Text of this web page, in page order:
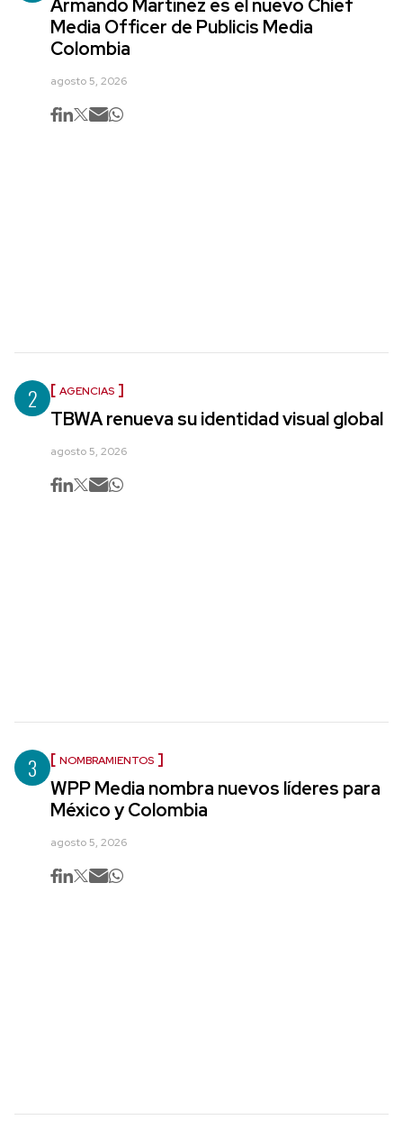
Armando Martínez es el nuevo Chief
Media Officer de Publicis Media
Colombia
agosto 5, 2026
2 AGENCIAS
TBWA renueva su identidad visual global
agosto 5, 2026
3 NOMBRAMIENTOS
WPP Media nombra nuevos líderes para
México y Colombia
agosto 5, 2026